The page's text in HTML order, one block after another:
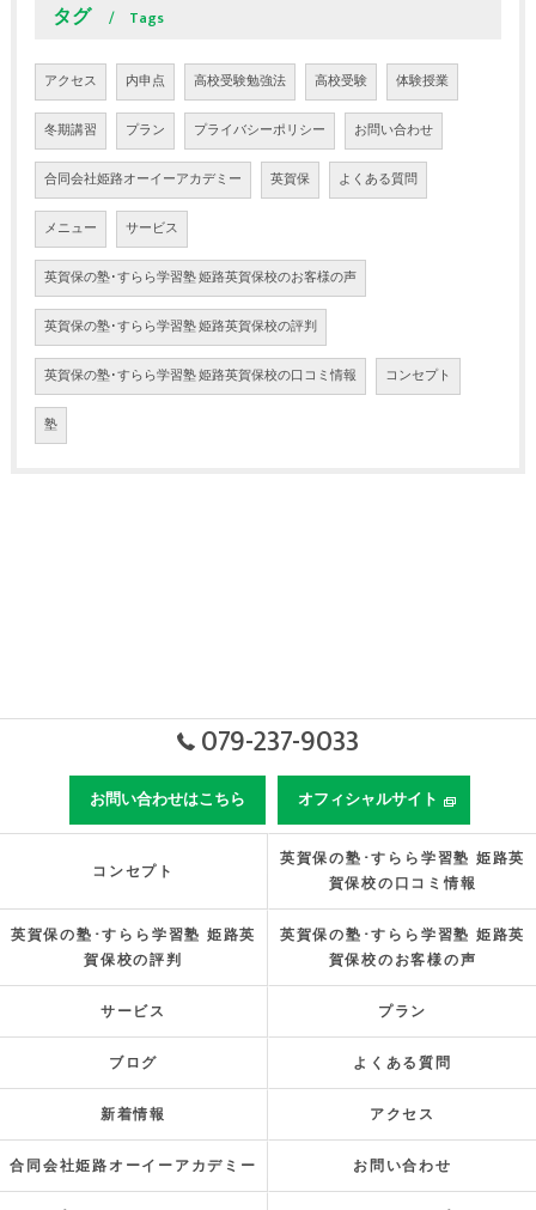
タグ Tags
アクセス 内申点 高校受験勉強法 高校受験 体験授業
冬期講習 プラン プライバシーポリシー お問い合わせ
合同会社姫路オーイーアカデミー 英賀保 よくある質問
メニュー サービス
英賀保の塾･すらら学習塾 姫路英賀保校のお客様の声
英賀保の塾･すらら学習塾 姫路英賀保校の評判
英賀保の塾･すらら学習塾 姫路英賀保校の口コミ情報 コンセプト
塾
079-237-9033
お問い合わせはこちら オフィシャルサイト
コンセプト
英賀保の塾･すらら学習塾 姫路英
賀保校の口コミ情報
英賀保の塾･すらら学習塾 姫路英
賀保校の評判
英賀保の塾･すらら学習塾 姫路英
賀保校のお客様の声
サービス プラン
ブログ よくある質問
新着情報 アクセス
合同会社姫路オーイーアカデミー お問い合わせ